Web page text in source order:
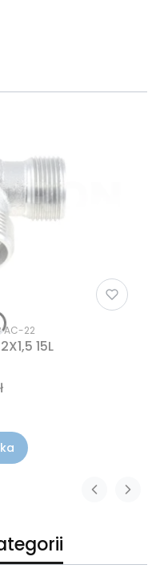
AC-22
15L